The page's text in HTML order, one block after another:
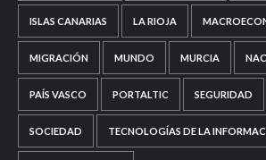
ISLAS CANARIAS LA RIOJA
MIGRACIÓN MUNDO MURCIA
PAÍS VASCO PORTALTIC SEGURIDAD
SOCIEDAD TECNOLOGÍAS DE LA